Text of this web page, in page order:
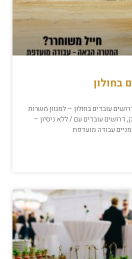
בחולון
עובדים בחולון – למגוון משרות
דרושים עובדים עם / ללא ניסיון –
עבודה מועדפת